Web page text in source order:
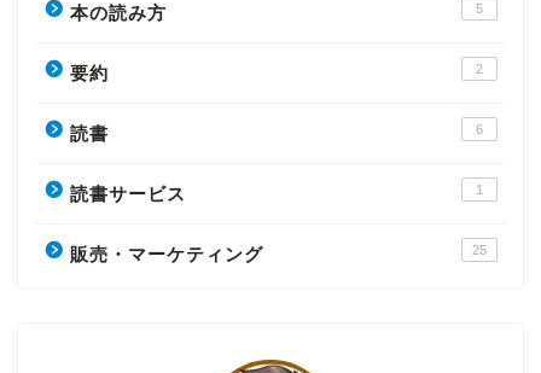
本の読み方 5
要約 2
読書 6
読書サービス 1
販売・マーケティング 25